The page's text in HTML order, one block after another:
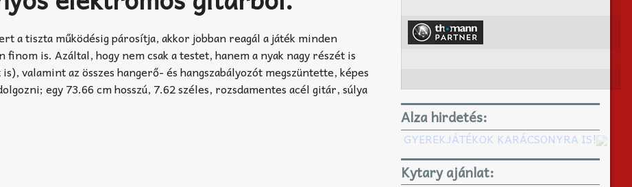
a tiszta működésig párosítja, akkor jobban reagál a játék minden
is. Azáltal, hogy nem csak a testet, hanem a nyak nagy részét is
valamint az összes hangerő- és hangszabályozót megszüntette, képes
egy 73.66 cm hosszú, 7.62 széles, rozsdamentes acél gitár, súlya
Alza hirdetés:
GYEREKJÁTÉKOK KARÁCSONYRA IS!
Kytary ajánlat: